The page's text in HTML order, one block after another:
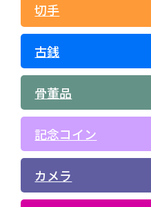
切手
古銭
骨董品
記念コイン
カメラ